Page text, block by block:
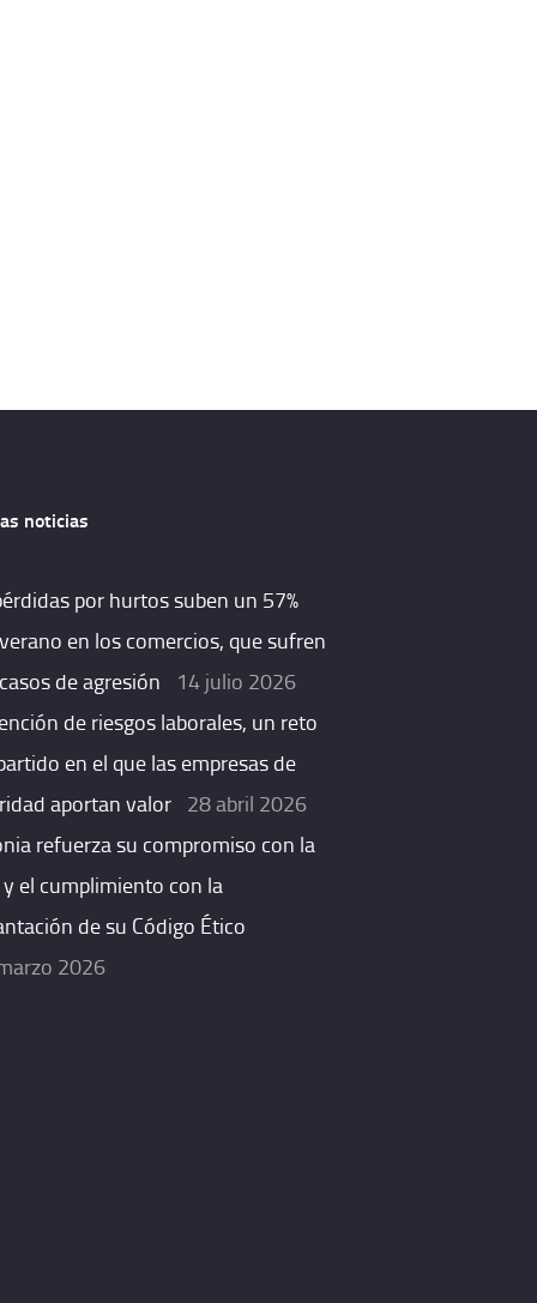
noticias
por hurtos suben un 57%
en los comercios, que sufren
de agresión
14 julio 2026
de riesgos laborales, un reto
en el que las empresas de
aportan valor 28 abril 2026
refuerza su compromiso con la
el cumplimiento con la
de su Código Ético
2026